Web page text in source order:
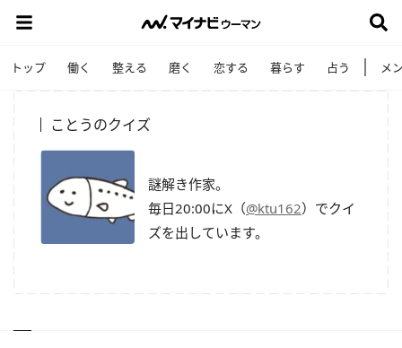
トップ 働く 整える 磨く 恋する 暮らす 占う メ
ことうのクイズ
謎解き作家。
毎日20:00にX（@ktu162）でクイ
ズを出しています。